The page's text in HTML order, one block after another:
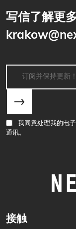
写信了解更
我同意处理我的电
通讯。
接触